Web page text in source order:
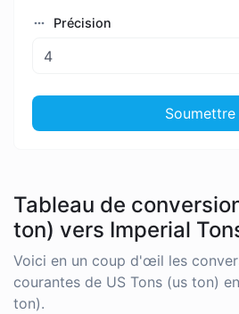
Précision
Soumettre
Tableau de
ton) vers Imperial
Voici en un coup d'œil les
courantes de US Tons (us ton)
ton).